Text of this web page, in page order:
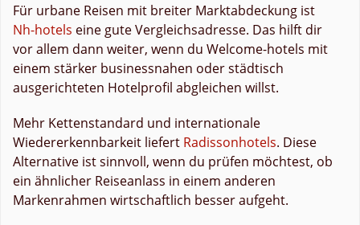
Für urbane Reisen mit breiter Marktabdeckung ist
Nh-hotels eine gute Vergleichsadresse. Das hilft dir
vor allem dann weiter, wenn du Welcome-hotels mit
einem stärker businessnahen oder städtisch
ausgerichteten Hotelprofil abgleichen willst.
Mehr Kettenstandard und internationale
Wiedererkennbarkeit liefert Radissonhotels. Diese
Alternative ist sinnvoll, wenn du prüfen möchtest, ob
ein ähnlicher Reiseanlass in einem anderen
Markenrahmen wirtschaftlich besser aufgeht.